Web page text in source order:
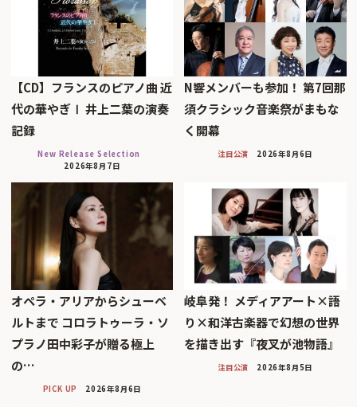
【CD】フランスのピアノ曲 近
代の華やぎⅠ 井上二葉の演奏
記録
New Release Selection
2026年8月7日
N響メンバーも参加！ 第7回那
須クラシック音楽祭がまもな
く開幕
注目公演 2026年8月6日
オペラ・アリアからシューベ
ルトまで コロラトゥーラ・ソ
プラノ田中彩子が贈る極上
の…
PICK UP 2026年8月6日
岐阜発！ メディアアート×語
り×和洋古楽器で幻想の世界
を描き出す『夜叉が池物語』
注目公演 2026年8月5日